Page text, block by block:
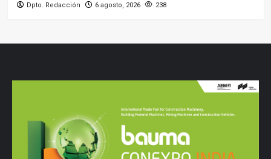
Dpto. Redacción 6 agosto, 2026 238